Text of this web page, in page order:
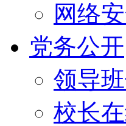
网络
党务公开
领导
校长